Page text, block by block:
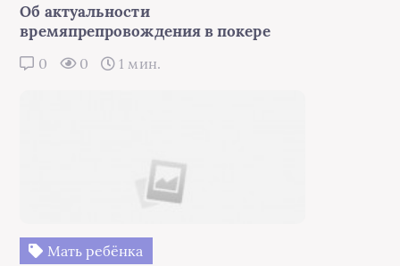
Об актуальности
времяпрепровождения в покере
0 0 1 мин.
Мать ребёнка